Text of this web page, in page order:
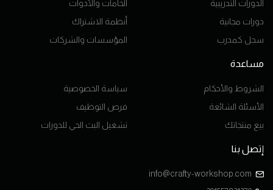
الدورات التدريبية
الخامات والأدوات
دورات مجانية
أنظمة الاشتراك
سجل كمدرب
المؤسسات والشركات
مساعدة
الشروط والأحكام
سياسة الخصوصية
الأسئلة الشائعة
فرص التوظيف
بيع منتجاتك
تشغيل البث الحي للدورات
إتصل بنا
info@crafty-workshop.com